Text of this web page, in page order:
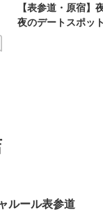
【表参道・原宿】
夜のデートスポッ
ルール表参道